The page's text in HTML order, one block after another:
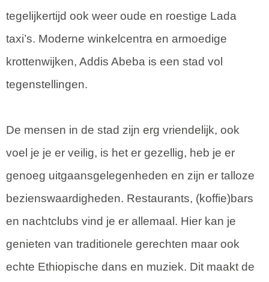
tegelijkertijd ook weer oude en roestige Lada
taxi’s. Moderne winkelcentra en armoedige
krottenwijken, Addis Abeba is een stad vol
tegenstellingen.
De mensen in de stad zijn erg vriendelijk, ook
voel je je er veilig, is het er gezellig, heb je er
genoeg uitgaansgelegenheden en zijn er talloze
bezienswaardigheden. Restaurants, (koffie)bars
en nachtclubs vind je er allemaal. Hier kan je
genieten van traditionele gerechten maar ook
echte Ethiopische dans en muziek. Dit maakt de